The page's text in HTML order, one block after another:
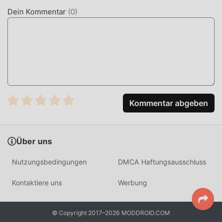
Game dazu, viele strategy-Fans anzuziehen und zu
vergleichen Im Vergleich zu herkömmlichen strategy-
des Benutzers, und es gibt viele verschiedene Arten von
APK-Mobiltelefonen mit hervorragender
Anpassungsfähigkeit, die sicherstellen, dass alle
Liebhaber von strategy-Spielen das Glück voll genießen
können gebracht von aagame:Arrow Game 9.0
Das traditionelle strategy-Spiel erfordert, dass Benutzer
viel Zeit damit verbringen, ihren Reichtum/ihre
Fähigkeiten/Fähigkeiten im Spiel anzuhäufen, was sowohl
Dein Kommentar (0)
Kommentar abgeben
Über uns
Nutzungsbedingungen DMCA Haftungsausschluss
Kontaktiere uns Werbung
© Copyright 2017–2026 MODDROID.COM